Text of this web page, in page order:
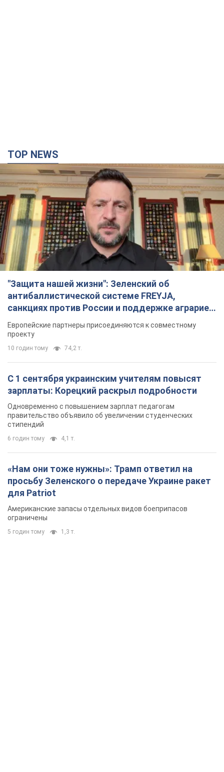
TOP NEWS
"Защита нашей жизни": Зеленский об
антибаллистической системе FREYJA,
санкциях против России и поддержке аграриев.
Видео
Европейские партнеры присоединяются к совместному
проекту
10 годин тому 74,2 т.
С 1 сентября украинским учителям повысят
зарплаты: Корецкий раскрыл подробности
Одновременно с повышением зарплат педагогам
правительство объявило об увеличении студенческих
стипендий
6 годин тому 4,1 т.
«Нам они тоже нужны»: Трамп ответил на
просьбу Зеленского о передаче Украине ракет
для Patriot
Американские запасы отдельных видов боеприпасов
ограничены
5 годин тому 1,3 т.